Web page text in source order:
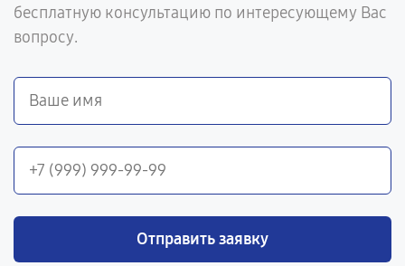
бесплатную консультацию по интересующему Вас
вопросу.
Отправить заявку